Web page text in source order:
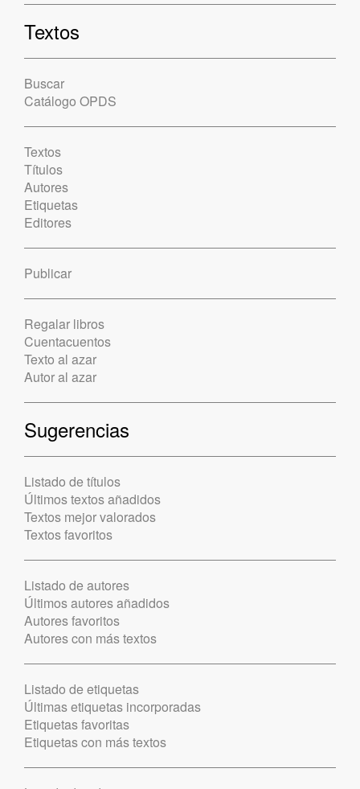
Textos
Buscar
Catálogo OPDS
Textos
Títulos
Autores
Etiquetas
Editores
Publicar
Regalar libros
Cuentacuentos
Texto al azar
Autor al azar
Sugerencias
Listado de títulos
Últimos textos añadidos
Textos mejor valorados
Textos favoritos
Listado de autores
Últimos autores añadidos
Autores favoritos
Autores con más textos
Listado de etiquetas
Últimas etiquetas incorporadas
Etiquetas favoritas
Etiquetas con más textos